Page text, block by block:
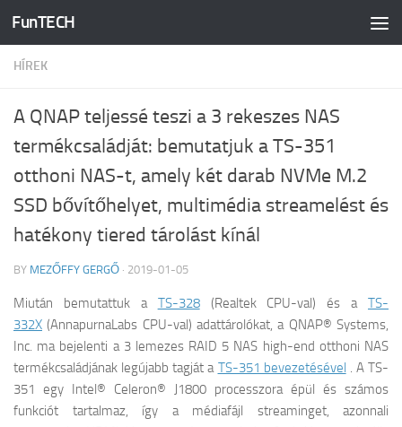
Skip to content
FunTECH
HÍREK
A QNAP teljessé teszi a 3 rekeszes NAS
termékcsaládját: bemutatjuk a TS-351
otthoni NAS-t, amely két darab NVMe M.2
SSD bővítőhelyet, multimédia streamelést és
hatékony tiered tárolást kínál
BY MEZŐFFY GERGŐ · 2019-01-05
Miután bemutattuk a TS-328(Realtek CPU-val) és a TS-
332X (AnnapurnaLabs CPU-val) adattárolókat, a QNAP® Systems,
Inc. ma bejelenti a 3 lemezes RAID 5 NAS high-end otthoni NAS
termékcsaládjának legújabb tagját a TS-351 bevezetésével . A TS-
351 egy Intel® Celeron® J1800 processzora épül és számos
funkciót tartalmaz, így a médiafájl streaminget, azonnali